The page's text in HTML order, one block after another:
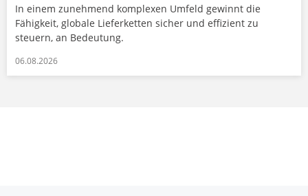
In einem zunehmend komplexen Umfeld gewinnt die
Fähigkeit, globale Lieferketten sicher und effizient zu
steuern, an Bedeutung.
06.08.2026